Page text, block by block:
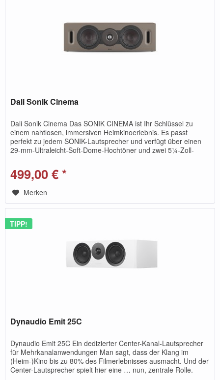
Dali Sonik Cinema
Dali Sonik Cinema Das SONIK CINEMA ist Ihr Schlüssel zu
einem nahtlosen, immersiven Heimkinoerlebnis. Es passt
perfekt zu jedem SONIK-Lautsprecher und verfügt über einen
29-mm-Ultraleicht-Soft-Dome-Hochtöner und zwei 5¼-Zoll-
499,00 € *
Merken
TIPP!
Dynaudio Emit 25C
Dynaudio Emit 25C Ein dedizierter Center-Kanal-Lautsprecher
für Mehrkanalanwendungen Man sagt, dass der Klang im
(Heim-)Kino bis zu 80% des Filmerlebnisses ausmacht. Und der
Center-Lautsprecher spielt hier eine … nun, zentrale Rolle.